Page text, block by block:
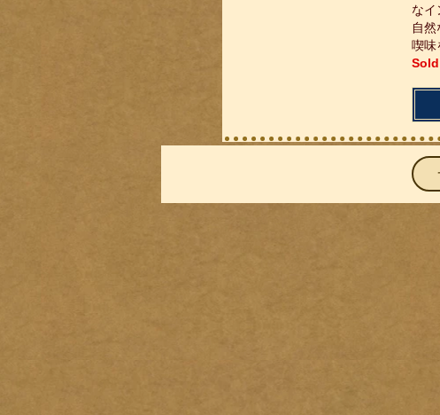
なイ
自
喫味